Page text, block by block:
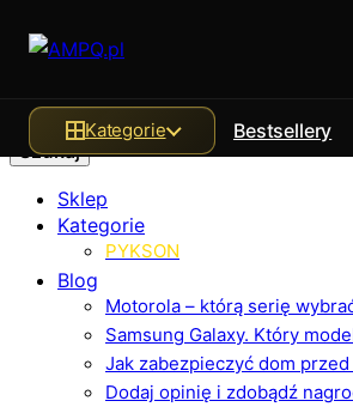
Szukaj
Sklep
Kategorie
PYKSON
Blog
Motorola – którą serię
Samsung Galaxy. Który
Jak zabezpieczyć dom
Dodaj opinię i zdobądź
Kategorie Bestsellery